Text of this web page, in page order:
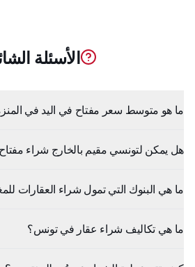
الأسئلة
ما هو متوسط سعر مفتاح في اليد في
هل يمكن لتونسي مقيم بالخارج شراء
ما هي البنوك التي تمول شراء العقارات
ما هي تكاليف شراء عقار في تونس؟